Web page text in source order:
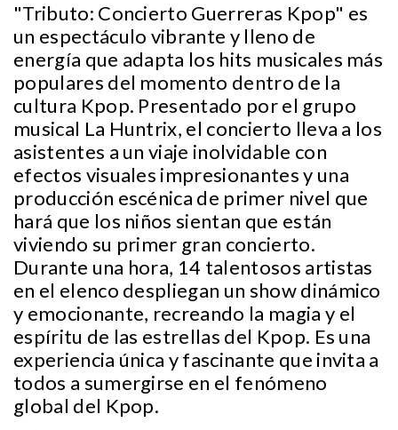
"Tributo: Concierto Guerreras Kpop" es
un espectáculo vibrante y lleno de
energía que adapta los hits musicales más
populares del momento dentro de la
cultura Kpop. Presentado por el grupo
musical La Huntrix, el concierto lleva a los
asistentes a un viaje inolvidable con
efectos visuales impresionantes y una
producción escénica de primer nivel que
hará que los niños sientan que están
viviendo su primer gran concierto.
Durante una hora, 14 talentosos artistas
en el elenco despliegan un show dinámico
y emocionante, recreando la magia y el
espíritu de las estrellas del Kpop. Es una
experiencia única y fascinante que invita a
todos a sumergirse en el fenómeno
global del Kpop.